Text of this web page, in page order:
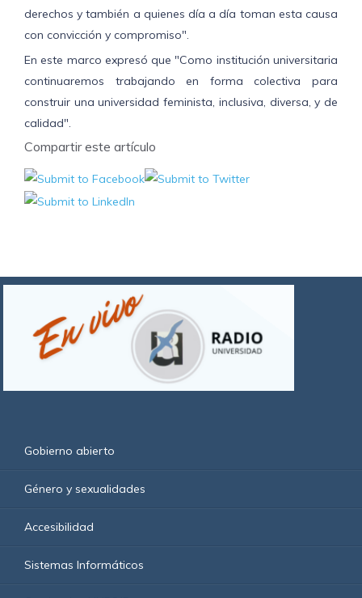
derechos y también a quienes día a día toman esta causa
con convicción y compromiso".
En este marco expresó que "Como institución universitaria
continuaremos trabajando en forma colectiva para
construir una universidad feminista, inclusiva, diversa, y de
calidad".
Compartir este artículo
Gobierno abierto
Género y sexualidades
Accesibilidad
Sistemas Informáticos